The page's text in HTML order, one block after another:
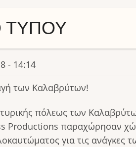
ΤΥΠΟΥ
- 14:14
των Καλαβρύτων!
πόλεως των
Productions παραχώρησαν
για τις ανάγκες